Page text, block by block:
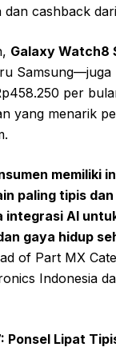
dan cashback
Galaxy Watch8
Samsung—juga
per
yang menarik
memiliki
paling tipis
integrasi AI
gaya hidup
of Part MX
Indonesia
Ponsel Lipat